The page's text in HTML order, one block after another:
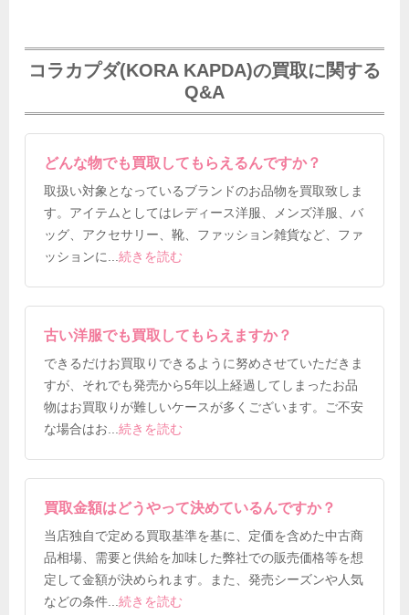
コラカプダ(KORA KAPDA)の買取に関する
Q&A
どんな物でも買取してもらえるんですか？
取扱い対象となっているブランドのお品物を買取致しま
す。アイテムとしてはレディース洋服、メンズ洋服、バ
ッグ、アクセサリー、靴、ファッション雑貨など、ファ
ッションに...続きを読む
古い洋服でも買取してもらえますか？
できるだけお買取りできるように努めさせていただきま
すが、それでも発売から5年以上経過してしまったお品
物はお買取りが難しいケースが多くございます。ご不安
な場合はお...続きを読む
買取金額はどうやって決めているんですか？
当店独自で定める買取基準を基に、定価を含めた中古商
品相場、需要と供給を加味した弊社での販売価格等を想
定して金額が決められます。また、発売シーズンや人気
などの条件 ...続きを読む